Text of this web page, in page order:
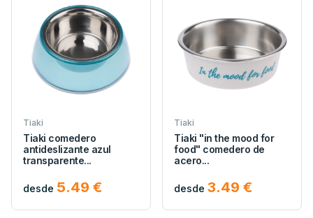
Tiaki
Tiaki comedero
antideslizante azul
transparente...
desde 5.49 €
Tiaki
Tiaki "in the mood for
food" comedero de
acero...
desde 3.49 €